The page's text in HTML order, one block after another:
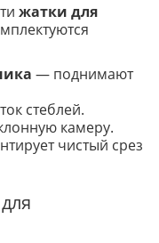
жатки для
— поднимают
стеблей.
камеру.
чистый срез